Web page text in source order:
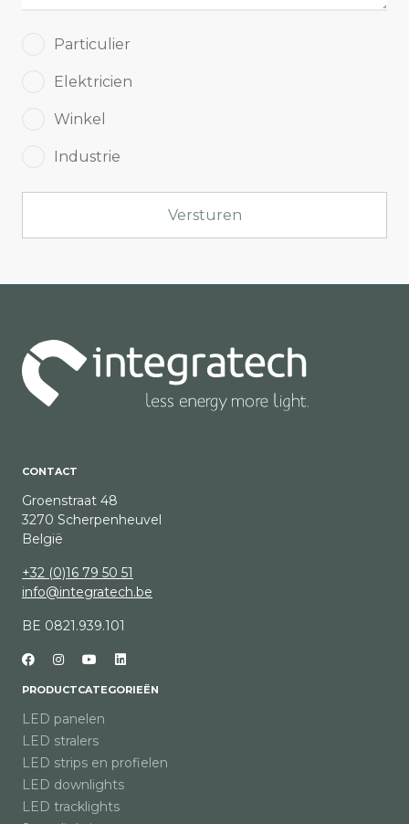
Particulier
Elektricien
Winkel
Industrie
Versturen
CONTACT
Groenstraat 48
3270 Scherpenheuvel
België
+32 (0)16 79 50 51
info@integratech.be
BE 0821.939.101
PRODUCTCATEGORIEËN
LED panelen
LED stralers
LED strips en profielen
LED downlights
LED tracklights